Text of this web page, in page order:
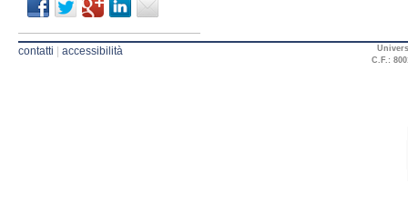
contatti accessibilità
C.F.: